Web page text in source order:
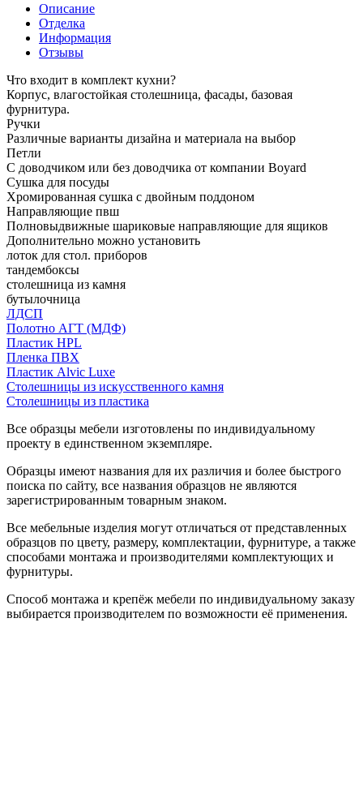
Описание
Отделка
Информация
Отзывы
Что входит в комплект кухни?
Корпус, влагостойкая столешница, фасады, базовая
фурнитура.
Ручки
Различные варианты дизайна и материала на выбор
Петли
С доводчиком или без доводчика от компании Boyard
Сушка для посуды
Хромированная сушка с двойным поддоном
Направляющие пвш
Полновыдвижные шариковые направляющие для ящиков
Дополнительно можно установить
лоток для стол. приборов
тандембоксы
столешница из камня
бутылочница
ЛДСП
Полотно АГТ (МДФ)
Пластик HPL
Пленка ПВХ
Пластик Alvic Luxe
Столешницы из искусственного камня
Столешницы из пластика
Все образцы мебели изготовлены по индивидуальному
проекту в единственном экземпляре.
Образцы имеют названия для их различия и более быстрого
поиска по сайту, все названия образцов не являются
зарегистрированным товарным знаком.
Все мебельные изделия могут отличаться от представленных
образцов по цвету, размеру, комплектации, фурнитуре, а также
способами монтажа и производителями комплектующих и
фурнитуры.
Способ монтажа и крепёж мебели по индивидуальному заказу
выбирается производителем по возможности её применения.